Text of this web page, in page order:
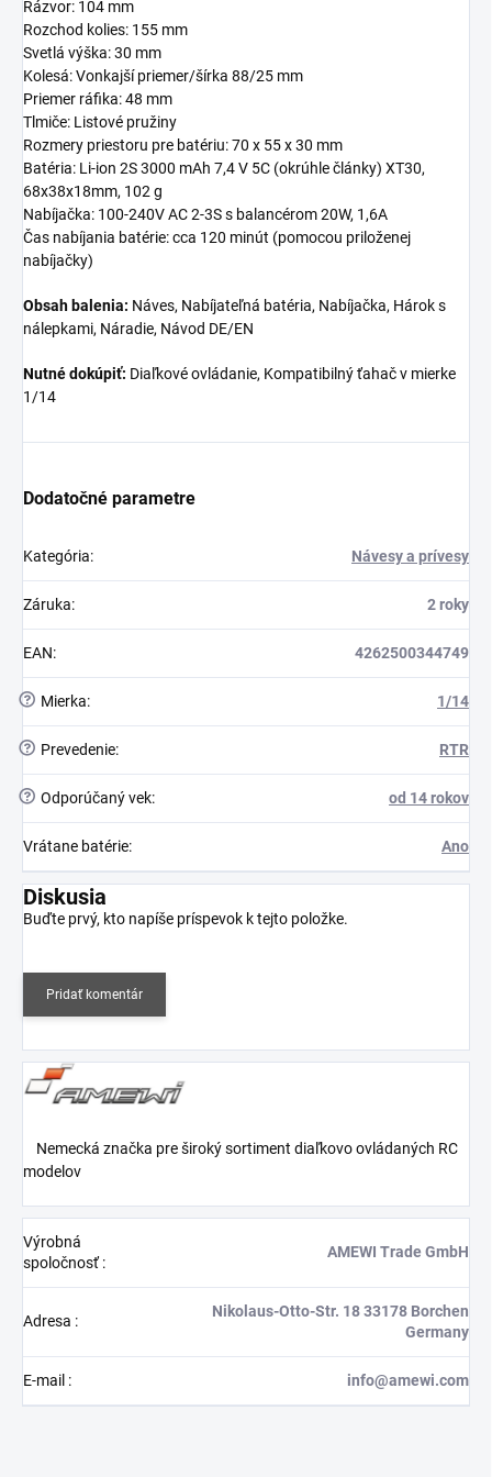
Rázvor: 104 mm
Rozchod kolies: 155 mm
Svetlá výška: 30 mm
Kolesá: Vonkajší priemer/šírka 88/25 mm
Priemer ráfika: 48 mm
Tlmiče: Listové pružiny
Rozmery priestoru pre batériu: 70 x 55 x 30 mm
Batéria: Li-ion 2S 3000 mAh 7,4 V 5C (okrúhle články) XT30,
68x38x18mm, 102 g
Nabíjačka: 100-240V AC 2-3S s balancérom 20W, 1,6A
Čas nabíjania batérie: cca 120 minút (pomocou priloženej
nabíjačky)
Obsah balenia: Náves, Nabíjateľná batéria, Nabíjačka, Hárok s
nálepkami, Náradie, Návod DE/EN
Nutné dokúpiť: Diaľkové ovládanie, Kompatibilný ťahač v mierke
1/14
Dodatočné parametre
Kategória: Návesy a prívesy
Záruka: 2 roky
EAN: 4262500344749
? Mierka: 1/14
? Prevedenie: RTR
? Odporúčaný vek: od 14 rokov
Vrátane batérie: Ano
Diskusia
Buďte prvý, kto napíše príspevok k tejto položke.
Pridať komentár
Nemecká značka pre široký sortiment diaľkovo ovládaných RC
modelov
Výrobná
spoločnosť:
AMEWI Trade GmbH
Adresa :
Nikolaus-Otto-Str. 18 33178 Borchen
Germany
E-mail : info@amewi.com